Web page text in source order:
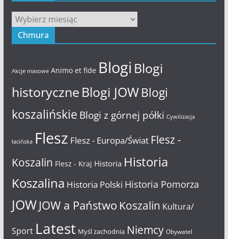
Archiwa
Chmura
Akcje masowe Animo et fide Blogi Blogi
historyczne Blogi JOWBlogi
koszalińskie Blogi z górnej półki Cywilizacja
łacińska Flesz Flesz - Europa/Świat Flesz -
Koszalin Flesz - Kraj Historia Historia
Koszalina Historia Polski Historia Pomorza
JOW JOW a Państwo Koszalin Kultura/
Sport Latest Myśl zachodnia Niemcy Obywatel